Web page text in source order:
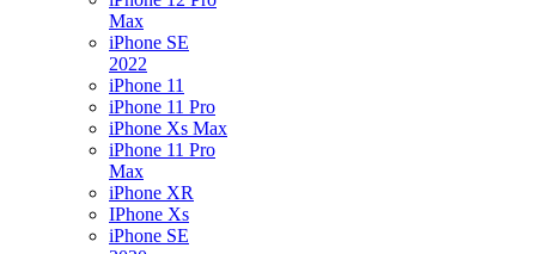
Max
iPhone SE
2022
iPhone 11
iPhone 11 Pro
iPhone Xs Max
iPhone 11 Pro
Max
iPhone XR
IPhone Xs
iPhone SE